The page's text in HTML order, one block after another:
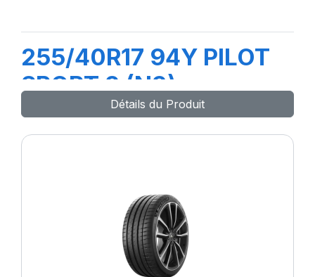
255/40R17 94Y PILOT
SPORT 2 (N3)
Détails du Produit